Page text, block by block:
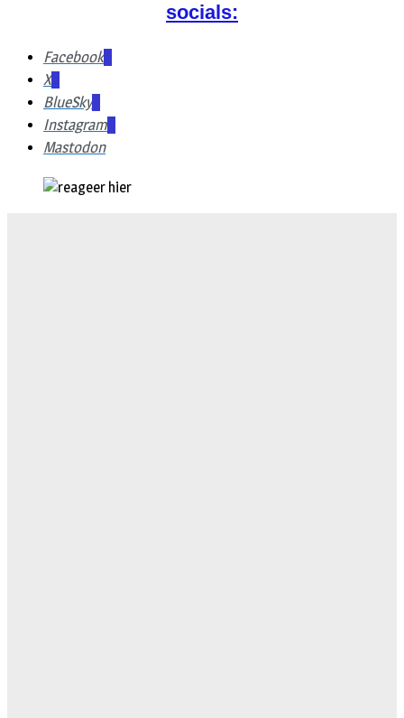
socials:
Facebook
X
BlueSky
Instagram
Mastodon